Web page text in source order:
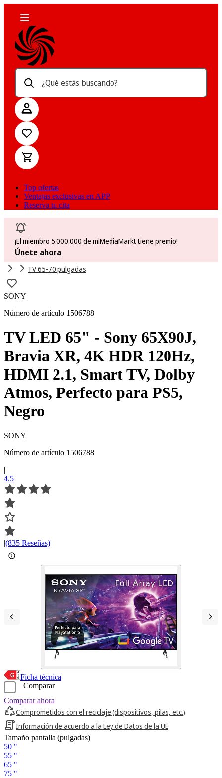
¿Qué estás buscando?
Top ofertas
Ventajas exclusivas en APP
Reserva tu cita
¡El miembro 5.000.000 de miMediaMarkt tiene premio!
Únete ahora
TV 65-70 pulgadas
SONY|
Número de artículo 1506788
TV LED 65" - Sony 65X90J,
Bravia XR, 4K HDR 120Hz,
HDMI 2.1, Smart TV, Dolby
Atmos, Perfecto para PS5,
Negro
SONY|
Número de artículo 1506788
|
4.5
|(835 Reseñas)
Ficha técnica
Comparar
Comparar ahora
Comprometidos con el reciclaje (dispositivos, pilas, etc.)
Información de acuerdo a la Ley de Datos de la UE
Tamaño pantalla (pulgadas)
50 "
55 "
65 "
75 "